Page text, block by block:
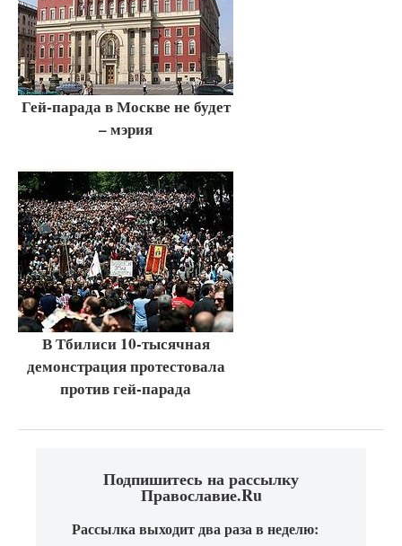
Гей-парада в Москве не будет
– мэрия
В Тбилиси 10-тысячная
демонстрация протестовала
против гей-парада
Подпишитесь на рассылку
Православие.Ru
Рассылка выходит два раза в неделю: